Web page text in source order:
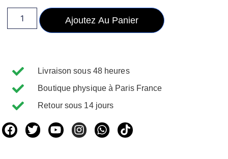
Ajoutez Au Panier
Livraison sous 48 heures
Boutique physique à Paris France
Retour sous 14 jours